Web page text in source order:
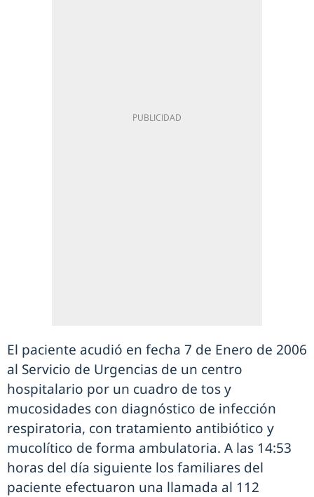
El paciente acudió en fecha 7 de Enero de 2006
al Servicio de Urgencias de un centro
hospitalario por un cuadro de tos y
mucosidades con diagnóstico de infección
respiratoria, con tratamiento antibiótico y
mucolítico de forma ambulatoria. A las 14:53
horas del día siguiente los familiares del
paciente efectuaron una llamada al 112